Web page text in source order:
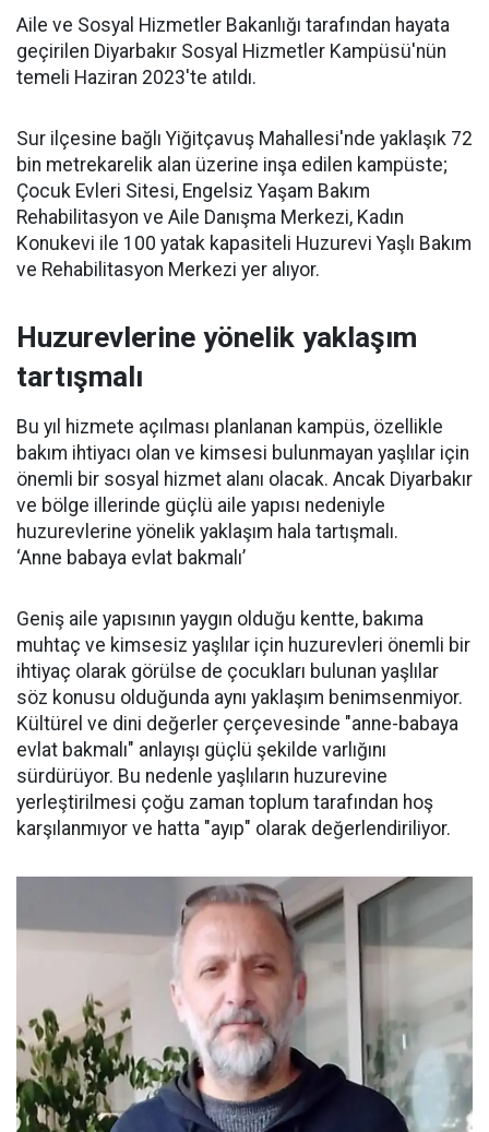
Aile ve Sosyal Hizmetler Bakanlığı tarafından hayata
geçirilen Diyarbakır Sosyal Hizmetler Kampüsü'nün
temeli Haziran 2023'te atıldı.
Sur ilçesine bağlı Yiğitçavuş Mahallesi'nde yaklaşık 72
bin metrekarelik alan üzerine inşa edilen kampüste;
Çocuk Evleri Sitesi, Engelsiz Yaşam Bakım
Rehabilitasyon ve Aile Danışma Merkezi, Kadın
Konukevi ile 100 yatak kapasiteli Huzurevi Yaşlı Bakım
ve Rehabilitasyon Merkezi yer alıyor.
Huzurevlerine yönelik yaklaşım
tartışmalı
Bu yıl hizmete açılması planlanan kampüs, özellikle
bakım ihtiyacı olan ve kimsesi bulunmayan yaşlılar için
önemli bir sosyal hizmet alanı olacak. Ancak Diyarbakır
ve bölge illerinde güçlü aile yapısı nedeniyle
huzurevlerine yönelik yaklaşım hala tartışmalı.
‘Anne babaya evlat bakmalı’
Geniş aile yapısının yaygın olduğu kentte, bakıma
muhtaç ve kimsesiz yaşlılar için huzurevleri önemli bir
ihtiyaç olarak görülse de çocukları bulunan yaşlılar
söz konusu olduğunda aynı yaklaşım benimsenmiyor.
Kültürel ve dini değerler çerçevesinde "anne-babaya
evlat bakmalı" anlayışı güçlü şekilde varlığını
sürdürüyor. Bu nedenle yaşlıların huzurevine
yerleştirilmesi çoğu zaman toplum tarafından hoş
karşılanmıyor ve hatta "ayıp" olarak değerlendiriliyor.